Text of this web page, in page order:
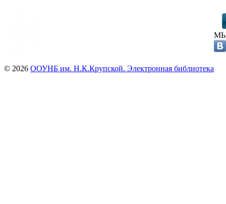
© 2026 ООУНБ им. Н.К.Крупской. Электронная библиотека